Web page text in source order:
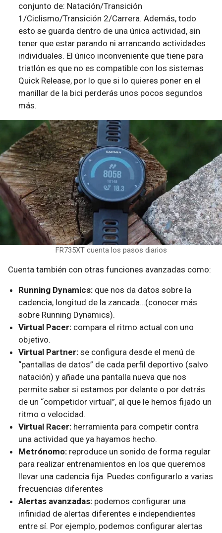
conjunto de: Natación/Transición
1/Ciclismo/Transición 2/Carrera. Además, todo
esto se guarda dentro de una única actividad, sin
tener que estar parando ni arrancando actividades
individuales. El único inconveniente que tiene para
triatlón es que no es compatible con los sistemas
Quick Release, por lo que si lo quieres poner en el
manillar de la bici perderás unos pocos segundos
más.
FR735XT cuenta los pasos diarios
Cuenta también con otras funciones avanzadas como:
Running Dynamics: que nos da datos sobre la
cadencia, longitud de la zancada…(conocer más
sobre Running Dynamics).
Virtual Pacer: compara el ritmo actual con uno
objetivo.
Virtual Partner: se configura desde el menú de
“pantallas de datos” de cada perfil deportivo (salvo
natación) y añade una pantalla nueva que nos
permite saber si estamos por delante o por detrás
de un “competidor virtual”, al que le hemos fijado un
ritmo o velocidad.
Virtual Racer: herramienta para competir contra
una actividad que ya hayamos hecho.
Metrónomo: reproduce un sonido de forma regular
para realizar entrenamientos en los que queremos
llevar una cadencia fija. Puedes configurarlo a varias
frecuencias diferentes
Alertas avanzadas: podemos configurar una
infinidad de alertas diferentes e independientes
entre sí. Por ejemplo, podemos configurar alertas